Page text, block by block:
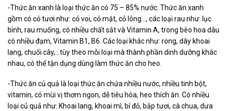
-Thức ăn xanh là loại thức ăn có 75 – 85% nước. Thức ăn xanh
gồm có cỏ tươi như: cỏ voi, cỏ mật, cỏ lông…, các loại rau như: lục
bình, rau muống, có nhiều chất sắt và Vitamin A, trong bèo hoa dâu
có nhiều đạm, Vitamin B1, B6. Các loại khác như: rong, dây khoai
lang, chuối cây,…tùy theo mỗi loại mà thành phần dinh dưỡng khác
nhau, có thể tận dụng dùng làm thức ăn cho heo.
-Thức ăn củ quả là loại thức ăn chứa nhiều nước, nhiều tinh bột,
vitamin, có mùi vị thơm ngon, dễ tiêu hóa, heo thích ăn. Có nhiều
loại củ quả như: Khoai lang, khoai mì, bí đỏ, bắp tươi, cà chua, dưa